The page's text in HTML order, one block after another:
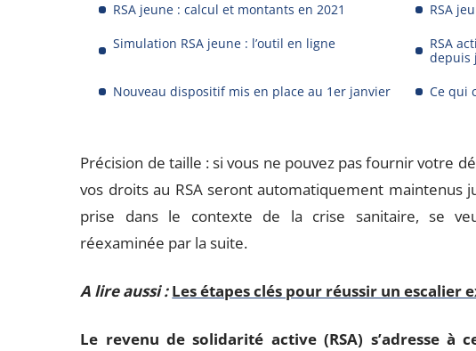
RSA jeune : calcul et montants en 2021
RSA
Simulation RSA jeune : l’outil en ligne
RSA
depuis
Nouveau dispositif mis en place au 1er janvier
Ce qui
Précision de taille : si vous ne pouvez pas fournir votre
vos droits au RSA seront automatiquement maintenus
prise dans le contexte de la crise sanitaire, se
réexaminée par la suite.
A lire aussi : Les étapes clés pour réussir un escalier
Le revenu de solidarité active (RSA) s’adresse à